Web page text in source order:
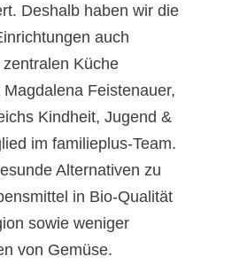
Deshalb haben wir die
auch
Küche
Magdalena Feistenauer,
Kindheit, Jugend &
im familieplus-Team.
Alternativen zu
in Bio-Qualität
sowie weniger
von Gemüse.